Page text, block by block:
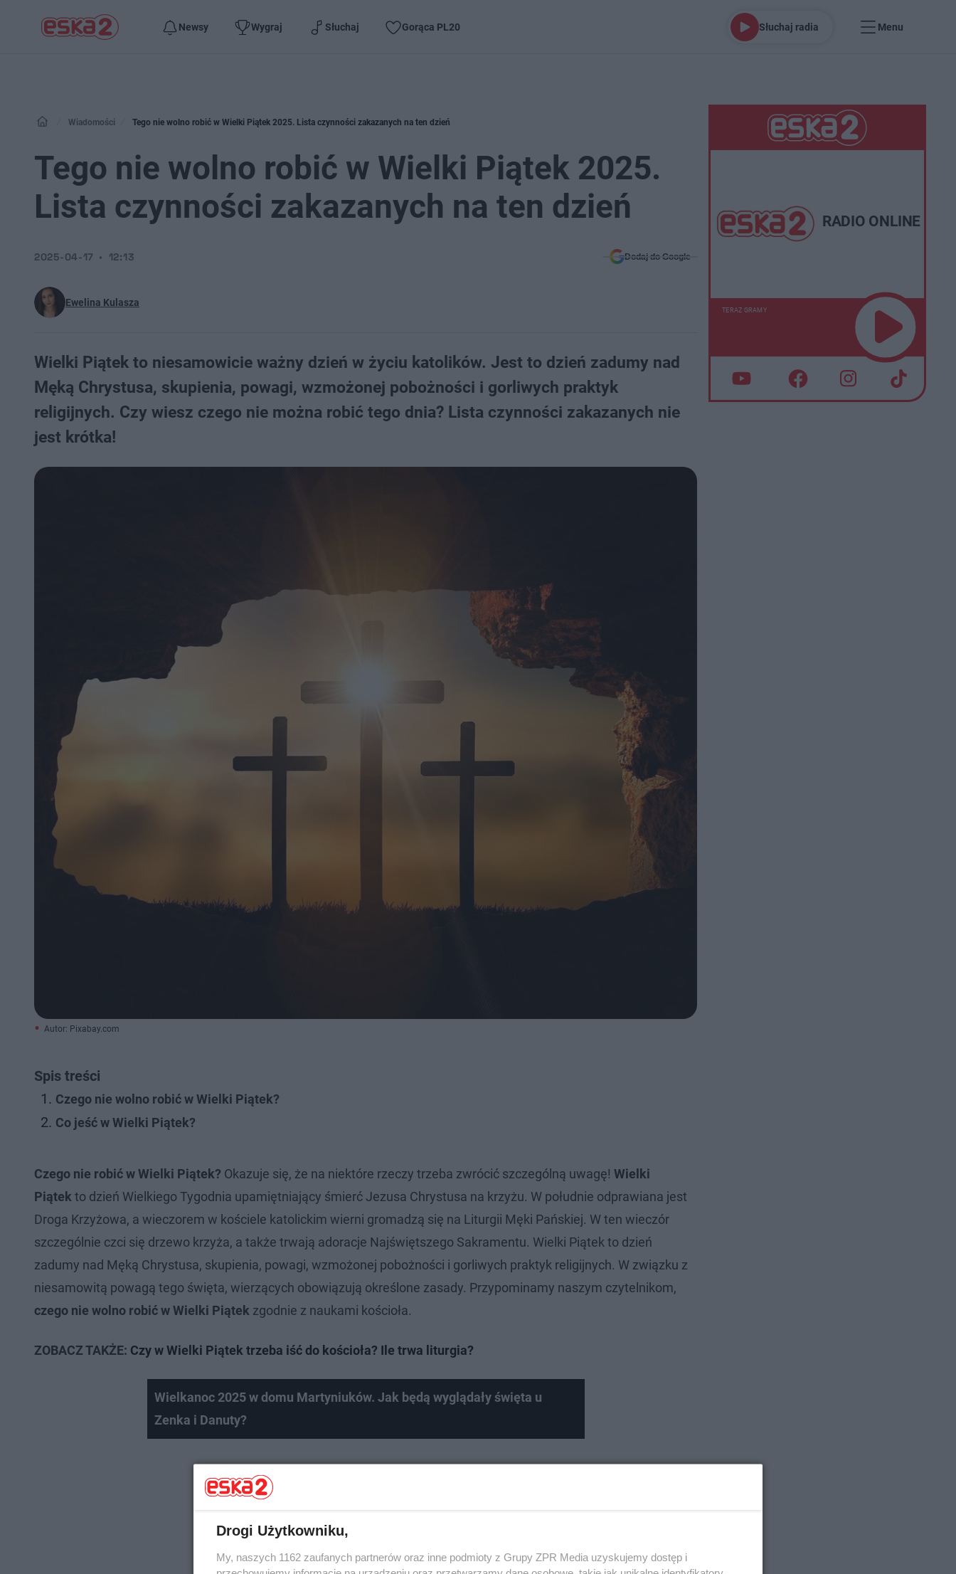
Newsy Wygraj Słuchaj Gorąca PL20 Słuchaj radia Menu
Wiadomości Tego nie wolno robić w Wielki Piątek 2025. Lista czynności zakazanych na ten dzień
Tego nie wolno robić w Wielki Piątek 2025.
Lista czynności zakazanych na ten dzień
Ewelina Kulasza
2025-04-17 12:13 Dodaj do Google
Wielki Piątek to niesamowicie ważny dzień w życiu katolików. Jest to dzień zadumy nad
Męką Chrystusa, skupienia, powagi, wzmożonej pobożności i gorliwych praktyk
religijnych. Czy wiesz czego nie można robić tego dnia? Lista czynności zakazanych nie
jest krótka!
Autor: Pixabay.com
Spis treści
Czego nie wolno robić w Wielki Piątek?
Co jeść w Wielki Piątek?
Czego nie robić w Wielki Piątek? Okazuje się, że na niektóre rzeczy trzeba zwrócić szczególną uwagę! Wielki
Piątek to dzień Wielkiego Tygodnia upamiętniający śmierć Jezusa Chrystusa na krzyżu. W południe odprawiana jest
Droga Krzyżowa, a wieczorem w kościele katolickim wierni gromadzą się na Liturgii Męki Pańskiej. W ten wieczór
szczególnie czci się drzewo krzyża, a także trwają adoracje Najświętszego Sakramentu. Wielki Piątek to dzień
zadumy nad Męką Chrystusa, skupienia, powagi, wzmożonej pobożności i gorliwych praktyk religijnych. W związku z
niesamowitą powagą tego święta, wierzących obowiązują określone zasady. Przypominamy naszym czytelnikom,
czego nie wolno robić w Wielki Piątek zgodnie z naukami kościoła.
ZOBACZ TAKŻE: Czy w Wielki Piątek trzeba iść do kościoła? Ile trwa liturgia?
Wielkanoc 2025 w domu Martyniuków. Jak będą wyglądały święta u
Zenka i Danuty?
RADIO ONLINE
TERAZ GRAMY
Drogi Użytkowniku,
My, naszych 1162 zaufanych partnerów oraz inne podmioty z Grupy ZPR Media uzyskujemy dostęp i